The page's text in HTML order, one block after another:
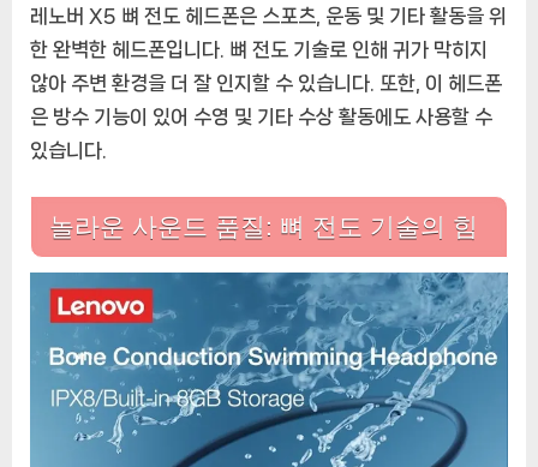
레노버 X5 뼈 전도 헤드폰은 스포츠, 운동 및 기타 활동을 위
한 완벽한 헤드폰입니다. 뼈 전도 기술로 인해 귀가 막히지
않아 주변 환경을 더 잘 인지할 수 있습니다. 또한, 이 헤드폰
은 방수 기능이 있어 수영 및 기타 수상 활동에도 사용할 수
있습니다.
놀라운 사운드 품질: 뼈 전도 기술의 힘